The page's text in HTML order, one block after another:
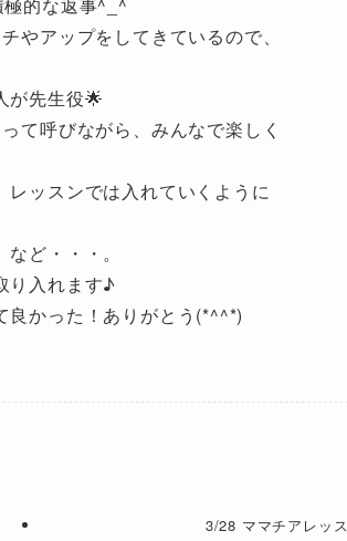
やアップをしてきているので、
が先生役🌟
て呼びながら、みんなで楽しく
ッスンでは入れていくように
ど・・・。
り入れます♪
良かった！ありがとう(*^^*)
3/28 ママチアレッ